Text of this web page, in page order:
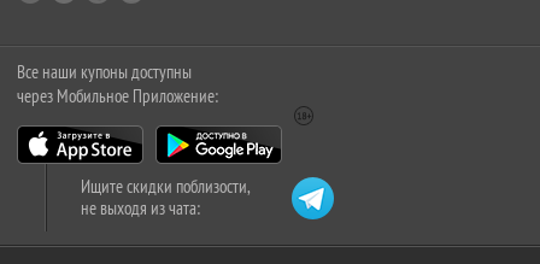
Все наши купоны доступны
через Мобильное Приложение:
Ищите скидки поблизости,
не выходя из чата: